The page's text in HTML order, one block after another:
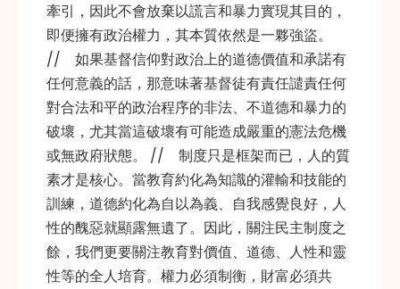
牽引，因此不會放棄以謊言和暴力實現其目的，
即便擁有政治權力，其本質依然是一夥強盜。
// 如果基督信仰對政治上的道德價值和承諾有
任何意義的話，那意味著基督徒有責任譴責任何
對合法和平的政治程序的非法、不道德和暴力的
破壞，尤其當這破壞有可能造成嚴重的憲法危機
或無政府狀態。 // 制度只是框架而已，人的質
素才是核心。當教育約化為知識的灌輸和技能的
訓練，道德約化為自以為義、自我感覺良好，人
性的醜惡就顯露無遺了。因此，關注民主制度之
餘，我們更要關注教育對價值、道德、人性和靈
性等的全人培育。權力必須制衡，財富必須共